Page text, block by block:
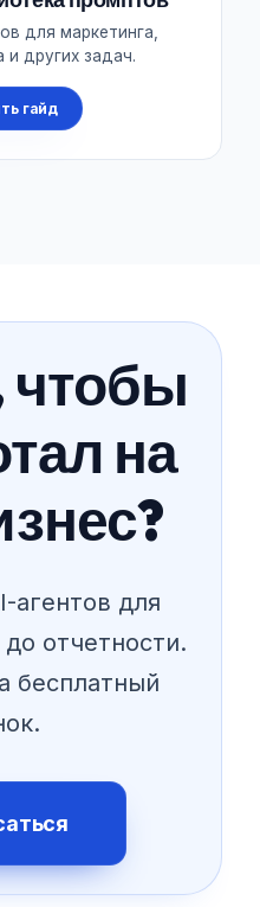
для маркетинга,
других задач.
гайд
чтобы
на
агентов для
отчетности.
бесплатный